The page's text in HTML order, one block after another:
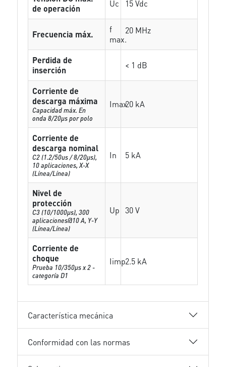
de operación
Uc 15 Vdc
Frecuencia máx.
f
max.
20 MHz
Perdida de
inserción
< 1 dB
Corriente de
descarga máxima
Capacidad máx. En
onda 8/20µs por polo
Imax20 kA
Corriente de
descarga nominal
C2 (1.2/50us / 8/20µs),
10 aplicaciones, X-X
(Línea/Línea)
In 5 kA
Nivel de
protección
C3 (10/1000μs), 300
aplicaciones@10 A, Y-Y
(Línea/Línea)
Up 30 V
Corriente de
choque
Prueba 10/350µs x 2 -
categoría D1
Iimp2.5 kA
Característica mecánica
Conformidad con las normas